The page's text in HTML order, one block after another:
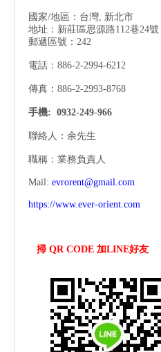
國家/地區：台灣, 新北市
地址：新莊區思源路112巷24號
郵遞區號：242
電話：886-2-2994-6212
傳真：886-2-2993-8768
手機: 0932-249-966
聯絡人：余先生
職稱：業務負責人
Mail: evrorent@gmail.com
https://www.ever-orient.com
掃 QR CODE 加LINE好友